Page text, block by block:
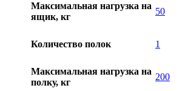
Максимальная нагрузка на
ящик, кг
50
Количество полок 1
Максимальная нагрузка на
полку, кг
200